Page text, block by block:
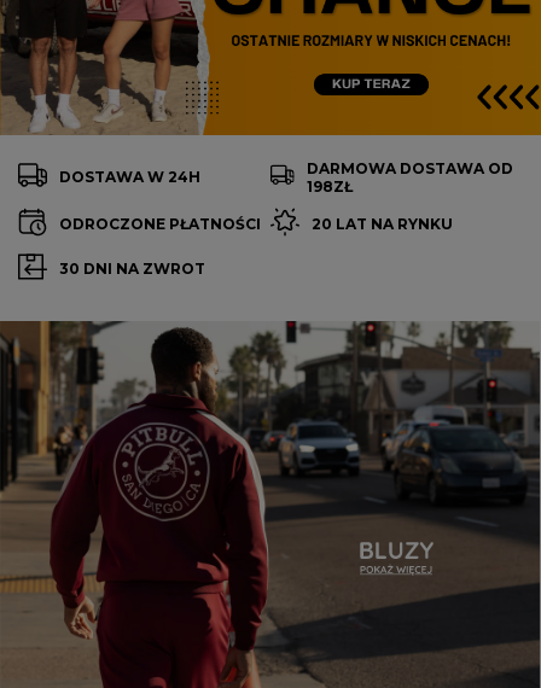
DOSTAWA W 24H
DARMOWA DOSTAWA OD
198ZŁ
ODROCZONE PŁATNOŚCI 20 LAT NA RYNKU
30 DNI NA ZWROT